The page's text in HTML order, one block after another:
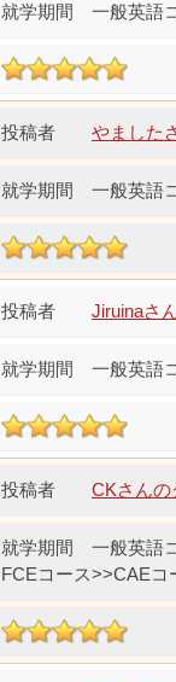
一般英語
やました
一般英語
Jiruinaさ
一般英語
CKさんの
一般英語
FCEコース>>CAEコ